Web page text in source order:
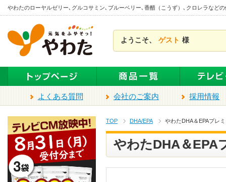
本
文
ま
で
キ
やわたのローヤルゼリー､グルコサミン､ブルーベリー､香醋（こうず）､クロレラなど
ようこそ、 ゲスト 様
よくある質問 会社のご案内 採用情報
TOP DHA/EPA やわたDHA＆EPAプレ
やわたDHA＆EPA